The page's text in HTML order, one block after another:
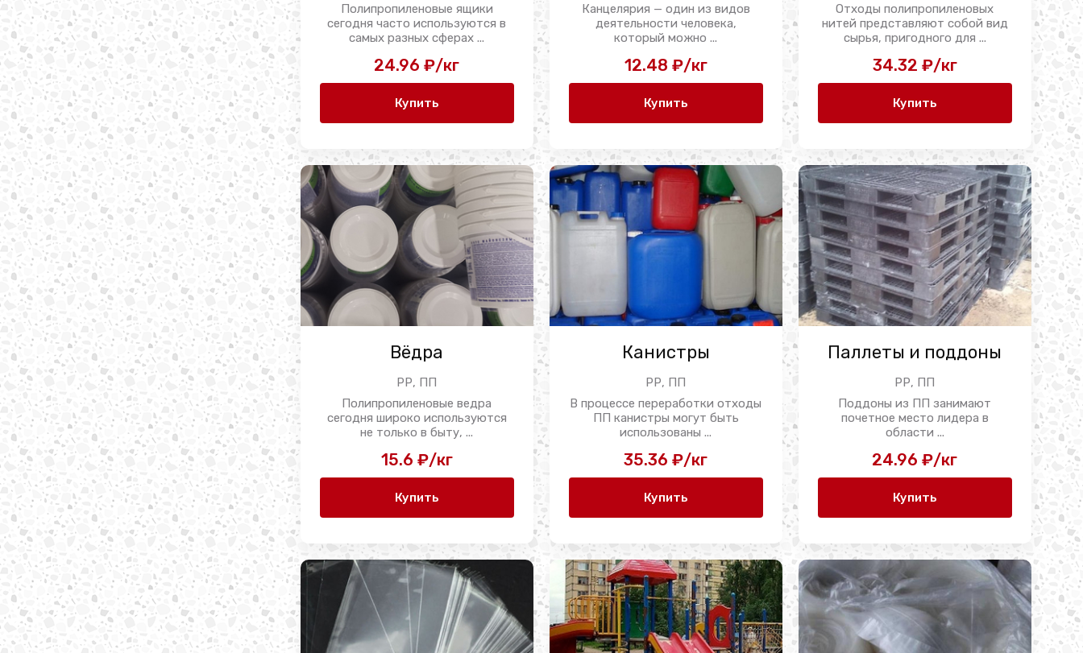
Полипропиленовые ящики
сегодня часто используются в
самых разных сферах ...
24.96 ₽/кг
Купить
Канцелярия — один из видов
деятельности человека,
который можно ...
12.48 ₽/кг
Купить
Отходы полипропиленовых
нитей представляют собой вид
сырья, пригодного для ...
34.32 ₽/кг
Купить
Вёдра
РР, ПП
Полипропиленовые ведра
сегодня широко используются
не только в быту, ...
15.6 ₽/кг
Купить
Канистры
РР, ПП
В процессе переработки отходы
ПП канистры могут быть
использованы ...
35.36 ₽/кг
Купить
Паллеты и поддоны
РР, ПП
Поддоны из ПП занимают
почетное место лидера в
области ...
24.96 ₽/кг
Купить